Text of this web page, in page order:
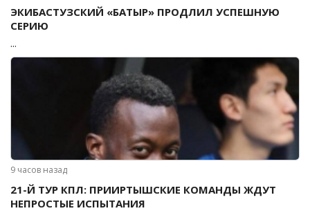
ЭКИБАСТУЗСКИЙ «БАТЫР» ПРОДЛИЛ УСПЕШНУЮ
СЕРИЮ
...
9 часов назад
21-Й ТУР КПЛ: ПРИИРТЫШСКИЕ КОМАНДЫ ЖДУТ
НЕПРОСТЫЕ ИСПЫТАНИЯ